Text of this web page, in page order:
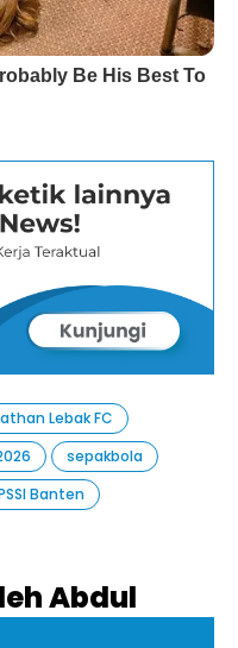
Lebak FC
sepakbola
Banten
Abdul